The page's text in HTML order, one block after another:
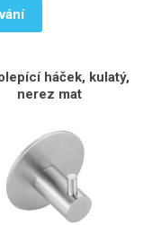
háček, kulatý,
nerez mat